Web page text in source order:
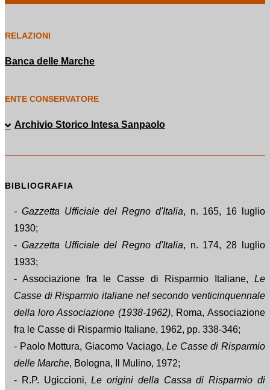
RELAZIONI
Banca delle Marche
ENTE CONSERVATORE
Archivio Storico Intesa Sanpaolo
BIBLIOGRAFIA
- Gazzetta Ufficiale del Regno d'Italia, n. 165, 16 luglio
1930;
- Gazzetta Ufficiale del Regno d'Italia, n. 174, 28 luglio
1933;
- Associazione fra le Casse di Risparmio Italiane, Le
Casse di Risparmio italiane nel secondo venticinquennale
della loro Associazione (1938-1962), Roma, Associazione
fra le Casse di Risparmio Italiane, 1962, pp. 338-346;
- Paolo Mottura, Giacomo Vaciago,Le Casse di Risparmio
delle Marche, Bologna, Il Mulino, 1972;
- R.P. Ugiccioni,Le origini della Cassa di Risparmio di